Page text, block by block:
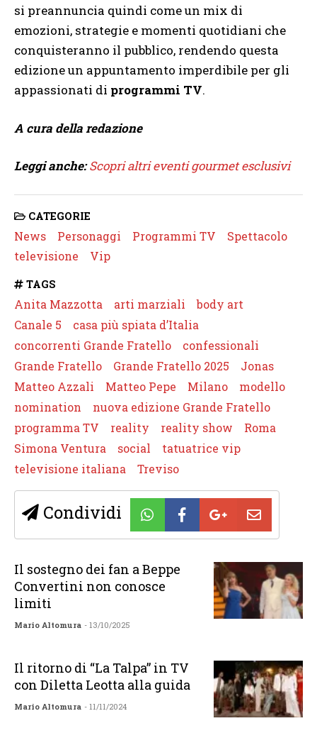
si preannuncia quindi come un mix di
emozioni, strategie e momenti quotidiani che
conquisteranno il pubblico, rendendo questa
edizione un appuntamento imperdibile per gli
appassionati di programmi TV.
A cura della redazione
Leggi anche: Scopri altri eventi gourmet esclusivi
CATEGORIE
News Personaggi Programmi TV
Spettacolo
televisione
Vip
TAGS
Anita Mazzotta arti marziali
body art
Canale 5
casa più spiata d’Italia
concorrenti Grande Fratello
confessionali
Grande Fratello
Grande Fratello 2025
Jonas
Matteo Azzali
Matteo Pepe Milano
modello
nomination
nuova edizione Grande Fratello
programma TV
reality reality show
Roma
Simona Ventura
social
tatuatrice vip
televisione italiana
Treviso
Condividi
Il sostegno dei fan a Beppe
Convertini non conosce
limiti
Mario Altomura - 13/10/2025
Il ritorno di “La Talpa” in TV
con Diletta Leotta alla guida
Mario Altomura - 11/11/2024